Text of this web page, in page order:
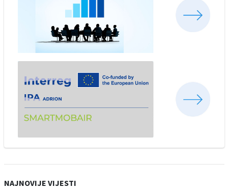
NAJNOVIJE VIJESTI